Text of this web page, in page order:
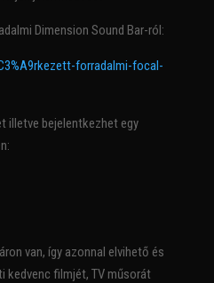
Dimension Sound Bar-ról:
forradalmi-focal-
illetve bejelentkezhet egy
van, így azonnal elvihető és
kedvenc filmjét, TV műsorát